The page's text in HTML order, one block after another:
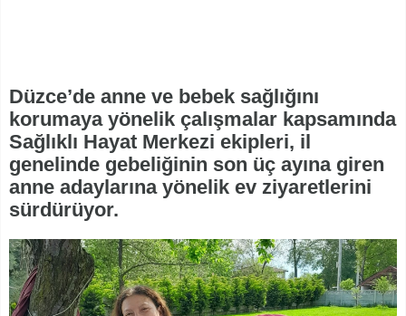
Düzce’de anne ve bebek sağlığını
korumaya yönelik çalışmalar kapsamında
Sağlıklı Hayat Merkezi ekipleri, il
genelinde gebeliğinin son üç ayına giren
anne adaylarına yönelik ev ziyaretlerini
sürdürüyor.